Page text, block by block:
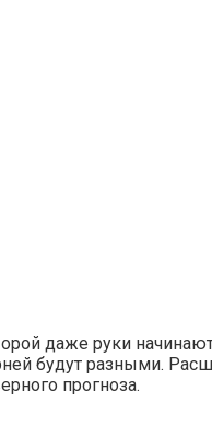
даже руки
будут разными.
прогноза.